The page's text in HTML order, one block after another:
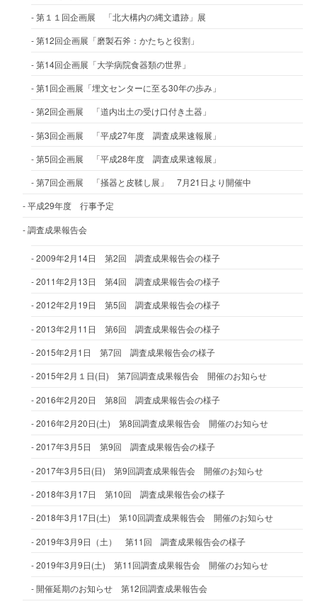
第１１回企画展 「北大構内の縄文遺跡」展
第12回企画展「磨製石斧：かたちと役割」
第14回企画展「大学病院食器類の世界」
第1回企画展「埋文センターに至る30年の歩み」
第2回企画展 「道内出土の受け口付き土器」
第3回企画展 「平成27年度 調査成果速報展」
第5回企画展 「平成28年度 調査成果速報展」
第7回企画展 「掻器と皮鞣し展」 7月21日より開催中
平成29年度 行事予定
調査成果報告会
2009年2月14日 第2回 調査成果報告会の様子
2011年2月13日 第4回 調査成果報告会の様子
2012年2月19日 第5回 調査成果報告会の様子
2013年2月11日 第6回 調査成果報告会の様子
2015年2月1日 第7回 調査成果報告会の様子
2015年2月１日(日) 第7回調査成果報告会 開催のお知らせ
2016年2月20日 第8回 調査成果報告会の様子
2016年2月20日(土) 第8回調査成果報告会 開催のお知らせ
2017年3月5日 第9回 調査成果報告会の様子
2017年3月5日(日) 第9回調査成果報告会 開催のお知らせ
2018年3月17日 第10回 調査成果報告会の様子
2018年3月17日(土) 第10回調査成果報告会 開催のお知らせ
2019年3月9日（土） 第11回 調査成果報告会の様子
2019年3月9日(土) 第11回調査成果報告会 開催のお知らせ
開催延期のお知らせ 第12回調査成果報告会